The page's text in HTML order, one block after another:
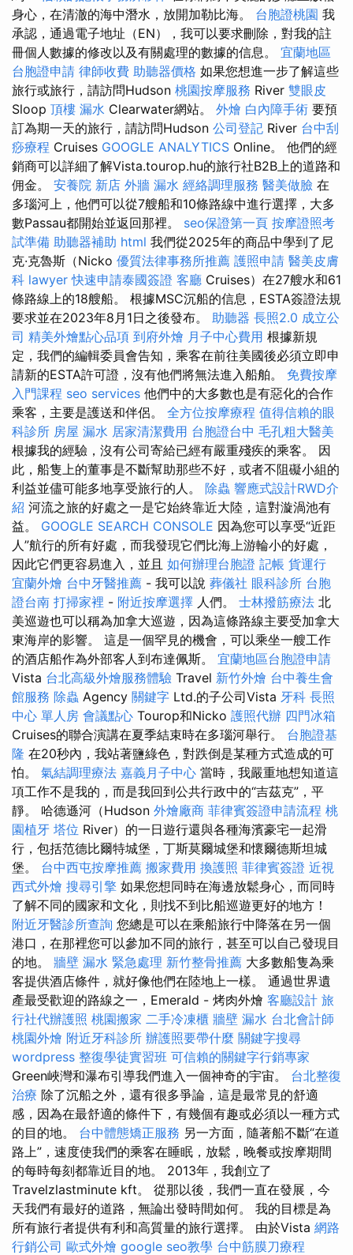
身心，在清澈的海中潛水，放開加勒比海。 台胞證桃園 我
承認，通過電子地址（EN），我可以要求刪除，對我的註
冊個人數據的修改以及有關處理的數據的信息。 宜蘭地區
台胞證申請 律師收費 助聽器價格 如果您想進一步了解這些
旅行或旅行，請訪問Hudson 桃園按摩服務 River 雙眼皮
Sloop 頂樓 漏水 Clearwater網站。 外燴 白內障手術 要預
訂為期一天的旅行，請訪問Hudson 公司登記 River 台中刮
痧療程 Cruises GOOGLE ANALYTICS Online。 他們的經
銷商可以詳細了解Vista.tourop.hu的旅行社B2B上的道路和
佣金。 安養院 新店 外牆 漏水 經絡調理服務 醫美做臉 在
多瑙河上，他們可以從7艘船和10條路線中進行選擇，大多
數Passau都開始並返回那裡。 seo保證第一頁 按摩證照考
試準備 助聽器補助 html 我們從2025年的商品中學到了尼
克·克魯斯（Nicko 優質法律事務所推薦 護照申請 醫美皮膚
科 lawyer 快速申請泰國簽證 客廳 Cruises）在27艘水和61
條路線上的18艘船。 根據MSC沉船的信息，ESTA簽證法規
要求並在2023年8月1日之後發布。 助聽器 長照2.0 成立公
司 精美外燴點心品項 到府外燴 月子中心費用 根據新規
定，我們的編輯委員會告知，乘客在前往美國後必須立即申
請新的ESTA許可證，沒有他們將無法進入船舶。 免費按摩
入門課程 seo services 他們中的大多數也是有惡化的合作
乘客，主要是護送和伴侶。 全方位按摩療程 值得信賴的眼
科診所 房屋 漏水 居家清潔費用 台胞證台中 毛孔粗大醫美
根據我的經驗，沒有公司寄給已經有嚴重殘疾的乘客。 因
此，船隻上的董事是不斷幫助那些不好，或者不阻礙小組的
利益並儘可能多地享受旅行的人。 除蟲 響應式設計RWD介
紹 河流之旅的好處之一是它始終靠近大陸，這對漩渦池有
益。 GOOGLE SEARCH CONSOLE 因為您可以享受“近距
人”航行的所有好處，而我發現它們比海上游輪小的好處，
因此它們更容易進入，並且 如何辦理台胞證 記帳 貨運行
宜蘭外燴 台中牙醫推薦 - 我可以說 葬儀社 眼科診所 台胞
證台南 打掃家裡 - 附近按摩選擇 人們。 士林撥筋療法 北
美巡遊也可以稱為加拿大巡遊，因為這條路線主要受加拿大
東海岸的影響。 這是一個罕見的機會，可以乘坐一艘工作
的酒店船作為外部客人到布達佩斯。 宜蘭地區台胞證申請
Vista 台北高級外燴服務體驗 Travel 新竹外燴 台中養生會
館服務 除蟲 Agency 關鍵字 Ltd.的子公司Vista 牙科 長照
中心 單人房 會議點心 Tourop和Nicko 護照代辦 四門冰箱
Cruises的聯合演講在夏季結束時在多瑙河舉行。 台胞證基
隆 在20秒內，我站著鹽綠色，對跌倒是某種方式造成的可
怕。 氣結調理療法 嘉義月子中心 當時，我嚴重地想知道這
項工作不是我的，而是我回到公共行政中的“吉茲克”，平
靜。 哈德遜河（Hudson 外燴廠商 菲律賓簽證申請流程 桃
園植牙 塔位 River）的一日遊行還與各種海濱豪宅一起滑
行，包括范德比爾特城堡，丁斯莫爾城堡和懷爾德斯坦城
堡。 台中西屯按摩推薦 搬家費用 換護照 菲律賓簽證 近視
西式外燴 搜尋引擎 如果您想同時在海邊放鬆身心，而同時
了解不同的國家和文化，則找不到比船巡遊更好的地方！
附近牙醫診所查詢 您總是可以在乘船旅行中降落在另一個
港口，在那裡您可以參加不同的旅行，甚至可以自己發現目
的地。 牆壁 漏水 緊急處理 新竹整骨推薦 大多數船隻為乘
客提供酒店條件，就好像他們在陸地上一樣。 通過世界遺
產最受歡迎的路線之一，Emerald - 烤肉外燴 客廳設計 旅
行社代辦護照 桃園搬家 二手冷凍櫃 牆壁 漏水 台北會計師
桃園外燴 附近牙科診所 辦護照要帶什麼 關鍵字搜尋
wordpress 整復學徒實習班 可信賴的關鍵字行銷專家
Green峽灣和瀑布引導我們進入一個神奇的宇宙。 台北整復
治療 除了沉船之外，還有很多爭論，這是最常見的舒適
感，因為在最舒適的條件下，有幾個有趣或必須以一種方式
的目的地。 台中體態矯正服務 另一方面，隨著船不斷“在道
路上”，速度使我們的乘客在睡眠，放鬆，晚餐或按摩期間
的每時每刻都靠近目的地。 2013年，我創立了
Travelzlastminute kft。 從那以後，我們一直在發展，今
天我們有最好的道路，無論出發時間如何。 我的目標是為
所有旅行者提供有利和高質量的旅行選擇。 由於Vista 網路
行銷公司 歐式外燴 google seo教學 台中筋膜刀療程